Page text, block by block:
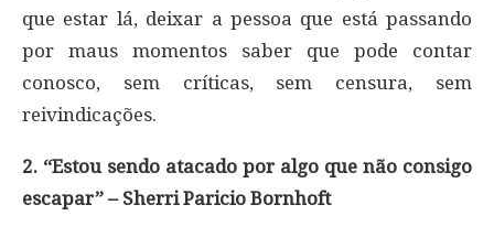
que estar lá, deixar a pessoa que está passando
por maus momentos saber que pode contar
conosco, sem críticas, sem censura, sem
reivindicações.
2. “Estou sendo atacado por algo que não consigo
escapar” – Sherri Paricio Bornhoft